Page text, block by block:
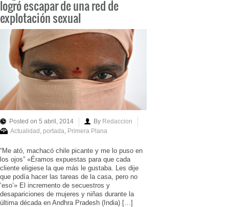
logró escapar de una red de
explotación sexual
Posted on 5 abril, 2014 By Redaccion
Actualidad , portada, Primera Plana
“Me ató, machacó chile picante y me lo puso en
los ojos” «Éramos expuestas para que cada
cliente eligiese la que más le gustaba. Les dije
que podía hacer las tareas de la casa, pero no
‘eso’» El incremento de secuestros y
desapariciones de mujeres y niñas durante la
última década en Andhra Pradesh (India) […]